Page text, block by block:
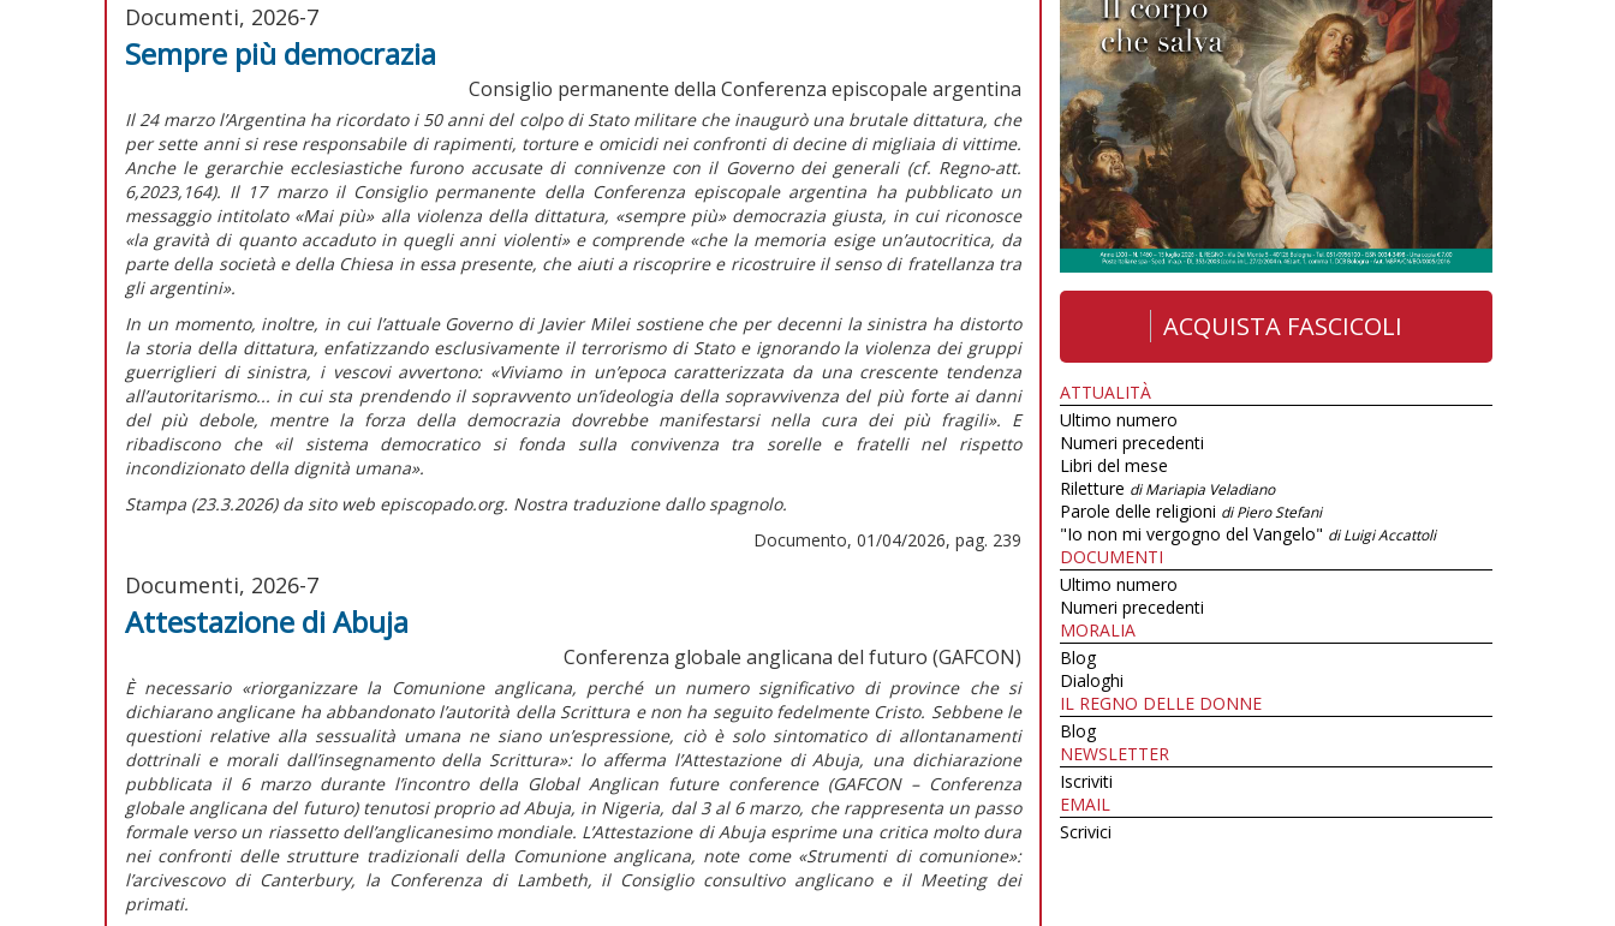
Documenti, 2026-7
Sempre più democrazia
Consiglio permanente della Conferenza episcopale argentina
Il 24 marzo l’Argentina ha ricordato i 50 anni del colpo di Stato militare che inaugurò una brutale dittatura, che
per sette anni si rese responsabile di rapimenti, torture e omicidi nei confronti di decine di migliaia di vittime.
Anche le gerarchie ecclesiastiche furono accusate di connivenze con il Governo dei generali (cf. Regno-att.
6,2023,164). Il 17 marzo il Consiglio permanente della Conferenza episcopale argentina ha pubblicato un
messaggio intitolato «Mai più» alla violenza della dittatura, «sempre più» democrazia giusta, in cui riconosce
«la gravità di quanto accaduto in quegli anni violenti» e comprende «che la memoria esige un’autocritica, da
parte della società e della Chiesa in essa presente, che aiuti a riscoprire e ricostruire il senso di fratellanza tra
gli argentini».
In un momento, inoltre, in cui l’attuale Governo di Javier Milei sostiene che per decenni la sinistra ha distorto
la storia della dittatura, enfatizzando esclusivamente il terrorismo di Stato e ignorando la violenza dei gruppi
guerriglieri di sinistra, i vescovi avvertono: «Viviamo in un’epoca caratterizzata da una crescente tendenza
all’autoritarismo... in cui sta prendendo il sopravvento un’ideologia della sopravvivenza del più forte ai danni
del più debole, mentre la forza della democrazia dovrebbe manifestarsi nella cura dei più fragili». E
ribadiscono che «il sistema democratico si fonda sulla convivenza tra sorelle e fratelli nel rispetto
incondizionato della dignità umana».
Stampa (23.3.2026) da sito web episcopado.org. Nostra traduzione dallo spagnolo.
Documento, 01/04/2026, pag. 239
Documenti, 2026-7
Attestazione di Abuja
Conferenza globale anglicana del futuro (GAFCON)
È necessario «riorganizzare la Comunione anglicana, perché un numero significativo di province che si
dichiarano anglicane ha abbandonato l’autorità della Scrittura e non ha seguito fedelmente Cristo. Sebbene le
questioni relative alla sessualità umana ne siano un’espressione, ciò è solo sintomatico di allontanamenti
dottrinali e morali dall’insegnamento della Scrittura»: lo afferma l’Attestazione di Abuja, una dichiarazione
pubblicata il 6 marzo durante l’incontro della Global Anglican future conference (GAFCON – Conferenza
globale anglicana del futuro) tenutosi proprio ad Abuja, in Nigeria, dal 3 al 6 marzo, che rappresenta un passo
formale verso un riassetto dell’anglicanesimo mondiale. L’Attestazione di Abuja esprime una critica molto dura
nei confronti delle strutture tradizionali della Comunione anglicana, note come «Strumenti di comunione»:
l’arcivescovo di Canterbury, la Conferenza di Lambeth, il Consiglio consultivo anglicano e il Meeting dei
primati.
ACQUISTA FASCICOLI
ATTUALITÀ
Ultimo numero
Numeri precedenti
Libri del mese
Riletture di Mariapia Veladiano
Parole delle religioni di Piero Stefani
"Io non mi vergogno del Vangelo" di Luigi Accattoli
DOCUMENTI
Ultimo numero
Numeri precedenti
MORALIA
Blog
Dialoghi
IL REGNO DELLE DONNE
Blog
NEWSLETTER
Iscriviti
EMAIL
Scrivici